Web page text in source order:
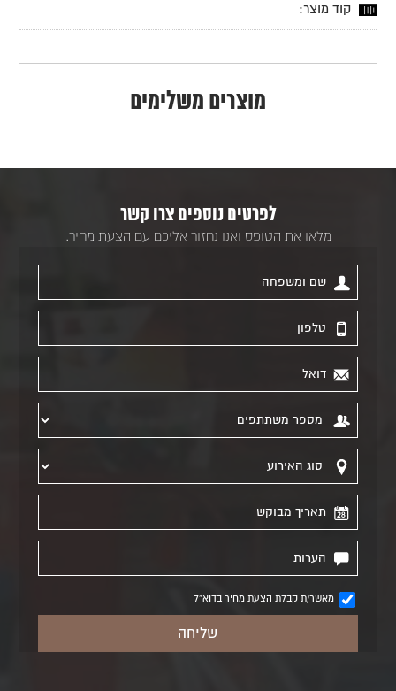
קוד מוצר:
מוצרים משלימים
לפרטים נוספים צרו קשר
מלאו את הטופס ואנו נחזור אליכם עם הצעת מחיר.
מאשר/ת קבלת הצעת מחיר בדוא"ל